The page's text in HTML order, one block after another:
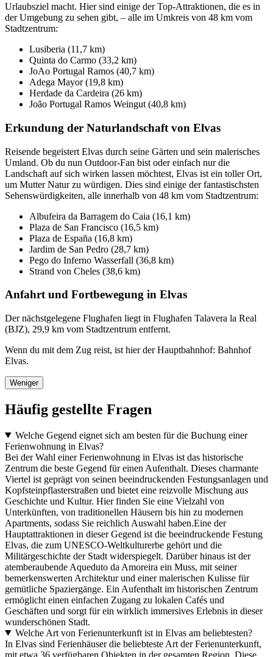
Urlaubsziel macht. Hier sind einige der Top-Attraktionen, die es in
der Umgebung zu sehen gibt, – alle im Umkreis von 48 km vom
Stadtzentrum:
Lusiberia (11,7 km)
Quinta do Carmo (33,2 km)
JoAo Portugal Ramos (40,7 km)
Adega Mayor (19,8 km)
Herdade da Cardeira (26 km)
João Portugal Ramos Weingut (40,8 km)
Erkundung der Naturlandschaft von Elvas
Reisende begeistert Elvas durch seine Gärten und sein malerisches
Umland. Ob du nun Outdoor-Fan bist oder einfach nur die
Landschaft auf sich wirken lassen möchtest, Elvas ist ein toller Ort,
um Mutter Natur zu würdigen. Dies sind einige der fantastischsten
Sehenswürdigkeiten, alle innerhalb von 48 km vom Stadtzentrum:
Albufeira da Barragem do Caia (16,1 km)
Plaza de San Francisco (16,5 km)
Plaza de España (16,8 km)
Jardim de San Pedro (28,7 km)
Pego do Inferno Wasserfall (36,8 km)
Strand von Cheles (38,6 km)
Anfahrt und Fortbewegung in Elvas
Der nächstgelegene Flughafen liegt in Flughafen Talavera la Real
(BJZ), 29,9 km vom Stadtzentrum entfernt.
Wenn du mit dem Zug reist, ist hier der Hauptbahnhof: Bahnhof
Elvas.
Weniger
Häufig gestellte Fragen
Welche Gegend eignet sich am besten für die Buchung einer
Ferienwohnung in Elvas?
Bei der Wahl einer Ferienwohnung in Elvas ist das historische
Zentrum die beste Gegend für einen Aufenthalt. Dieses charmante
Viertel ist geprägt von seinen beeindruckenden Festungsanlagen und
Kopfsteinpflasterstraßen und bietet eine reizvolle Mischung aus
Geschichte und Kultur. Hier finden Sie eine Vielzahl von
Unterkünften, von traditionellen Häusern bis hin zu modernen
Apartments, sodass Sie reichlich Auswahl haben.Eine der
Hauptattraktionen in dieser Gegend ist die beeindruckende Festung
Elvas, die zum UNESCO-Weltkulturerbe gehört und die
Militärgeschichte der Stadt widerspiegelt. Darüber hinaus ist der
atemberaubende Aqueduto da Amoreira ein Muss, mit seiner
bemerkenswerten Architektur und einer malerischen Kulisse für
gemütliche Spaziergänge. Ein Aufenthalt im historischen Zentrum
ermöglicht einen einfachen Zugang zu lokalen Cafés und
Geschäften und sorgt für ein wirklich immersives Erlebnis in dieser
wunderschönen Stadt.
Welche Art von Ferienunterkunft ist in Elvas am beliebtesten?
In Elvas sind Ferienhäuser die beliebteste Art der Ferienunterkunft,
mit etwa 36 verfügbaren Objekten in der gesamten Region. Diese